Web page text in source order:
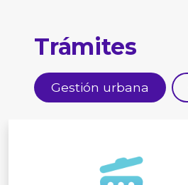
Trámites
Gestión urbana